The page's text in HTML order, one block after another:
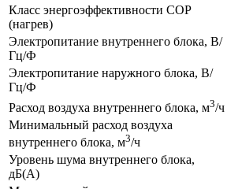
Класс энергоэффективности COP
(нагрев)
Электропитание внутреннего блока, В/
Гц/Ф
Электропитание наружного блока, В/
Гц/Ф
Расход воздуха внутреннего блока, м3/ч
Минимальный расход воздуха
внутреннего блока, м3/ч
Уровень шума внутреннего блока,
дБ(А)